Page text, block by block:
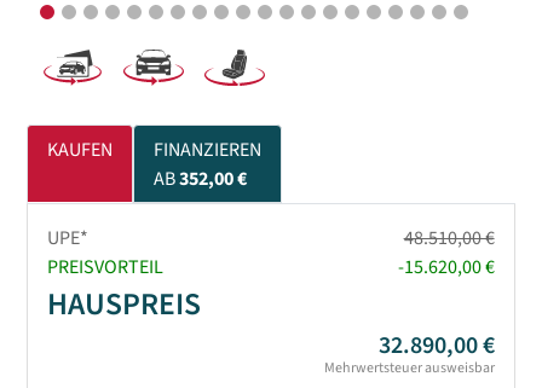
KAUFEN
FINANZIEREN
AB352,00 €
UPE*
48.510,00 €
PREISVORTEIL
-15.620,00 €
HAUSPREIS
32.890,00 €
Mehrwertsteuer ausweisbar